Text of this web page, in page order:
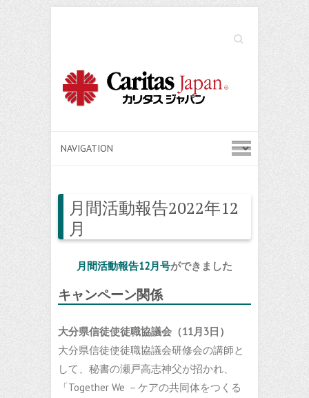
Search
月間活動報告2022年12
月
月間活動報告12月号ができました
キャンペーン関係
大分県信徒使徒職協議会（11月3日）
大分県信徒使徒職協議会研修会の講師と
して、秘書の瀬戸高志神父が招かれ、
「Together We －ケアの共同体をつくる